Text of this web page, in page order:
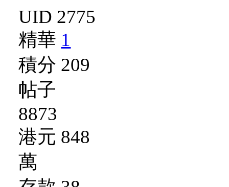
UID 2775
精華 1
積分 209
帖子
8873
港元 848
萬